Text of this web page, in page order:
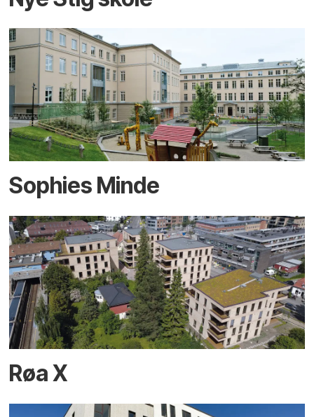
Sophies Minde
Røa X